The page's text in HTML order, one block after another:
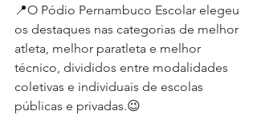
📍O Pódio Pernambuco Escolar elegeu
os destaques nas categorias de melhor
atleta, melhor paratleta e melhor
técnico, divididos entre modalidades
coletivas e individuais de escolas
públicas e privadas.😉